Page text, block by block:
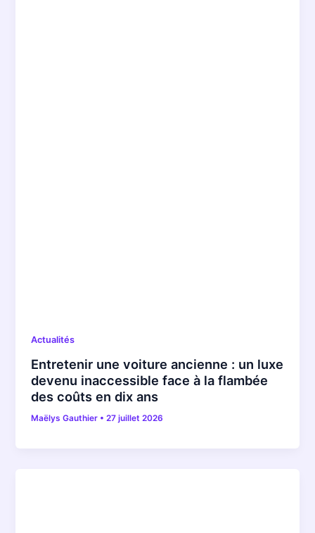
Actualités
Entretenir une voiture ancienne : un luxe
devenu inaccessible face à la flambée
des coûts en dix ans
Maëlys Gauthier •27 juillet 2026